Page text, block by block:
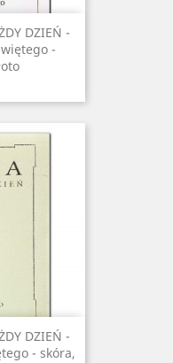
DZIEŃ -
-
DZIEŃ -
- skóra,